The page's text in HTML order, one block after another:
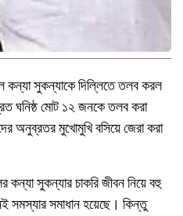
সুকন্যাকে দিল্লিতে তলব করল
ঘনিষ্ঠ মোট ১২ জনকে তলব করা
অনুব্রতর মুখোমুখি বসিয়ে জেরা করা
সুকন্যার চাকরি জীবন নিয়ে বহু
সমস্যার সমাধান হয়েছে। কিন্তু